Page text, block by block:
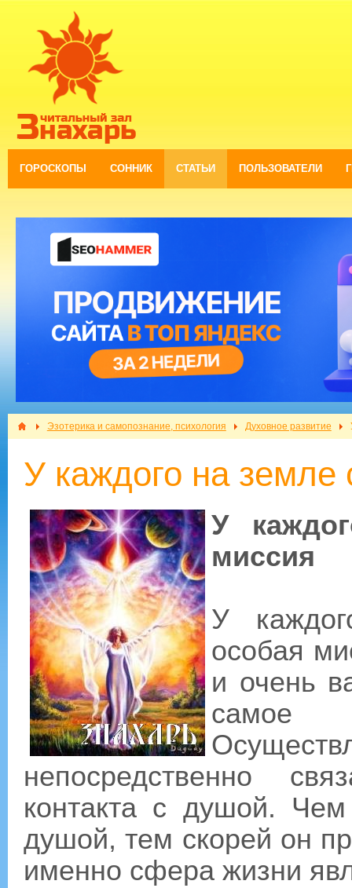
ГОРОСКОПЫ СОННИК СТАТЬИ ПОЛЬЗОВАТЕЛИ
Эзотерика и самопознание, психология Духовное развитие
У каждого на земле
У
миссия
У
особая
и очень
самое
непосредственно
контакта с душой.
душой, тем скорей он
именно сфера жизни